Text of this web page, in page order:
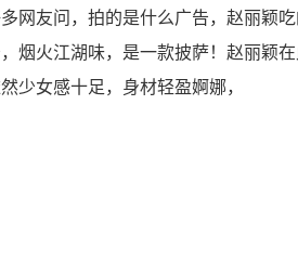
网友问，拍的是什么广告，赵丽颖
烟火江湖味，是一款披萨！赵丽颖
少女感十足，身材轻盈婀娜，